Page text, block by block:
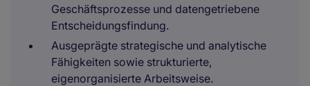
Geschäftsprozesse und datengetriebene
Entscheidungsfindung.
Ausgeprägte strategische und analytische
Fähigkeiten sowie strukturierte,
eigenorganisierte Arbeitsweise.